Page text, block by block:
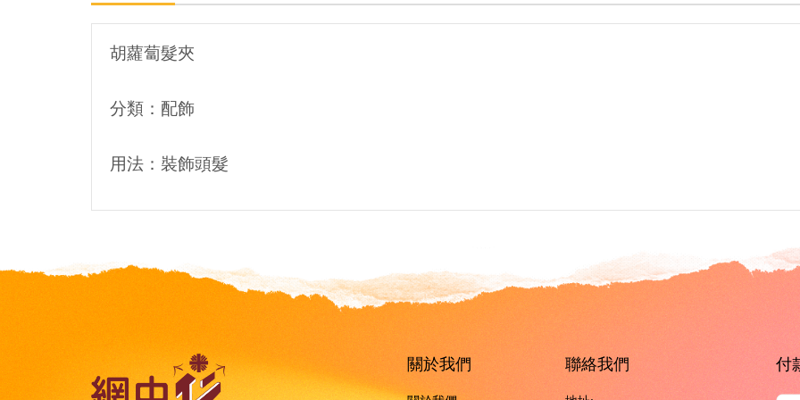
胡蘿蔔髮夾
分類：配飾
用法：裝飾頭髮
關於我們 聯絡我們 付